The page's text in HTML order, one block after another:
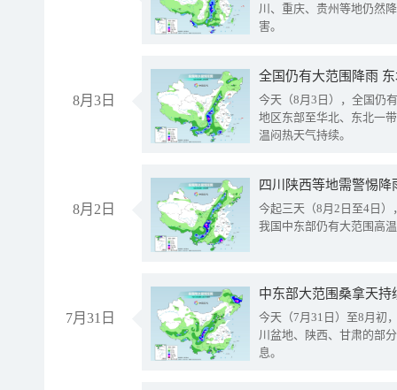
川、重庆、贵州等地仍然
害。
8月3日
全国仍有大范围降雨
今天（8月3日），全国仍
地区东部至华北、东北一
温闷热天气持续。
8月2日
今起三天（8月2日至4日
我国中东部仍有大范围高
7月31日
中东部大范围桑拿天
今天（7月31日）至8月初
川盆地、陕西、甘肃的部
息。